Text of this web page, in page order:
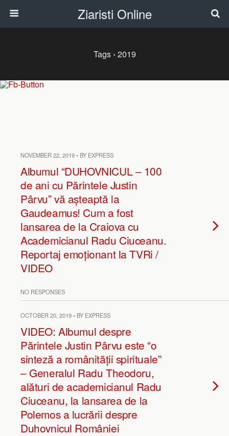
Ziaristi Online
Tags › 2019
NOVEMBER 22, 2019 • BY EXPRESS
Albumul “DUHOVNICUL – 100
de ani cu Părintele Justin
Pârvu” vă așteaptă la
Gaudeamus! Cum a fost
lansarea de la Craiova cu
Academicianul Radu Ciuceanu.
Reportaj emoționant la TVRi /
VIDEO
NO RESPONSES
OCTOBER 20, 2019 • BY EXPRESS
VIDEO: Albumul despre
Părintele Justin Pârvu este “o
sinteză a românității spirituale”
– Generalul Radu Theodoru,
alături de academicianul Radu
Ciuceanu, la lansarea de la
Polemos a lucrării despre
Duhovnicul României